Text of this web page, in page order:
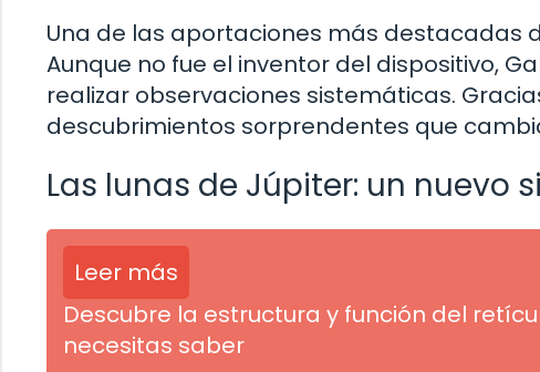
Una de las aportaciones más destacadas
Aunque no fue el inventor del dispositivo,
realizar observaciones sistemáticas.
descubrimientos sorprendentes que
Las lunas de Júpiter: un nuevo
Leer más
Descubre la estructura y función del
necesitas saber